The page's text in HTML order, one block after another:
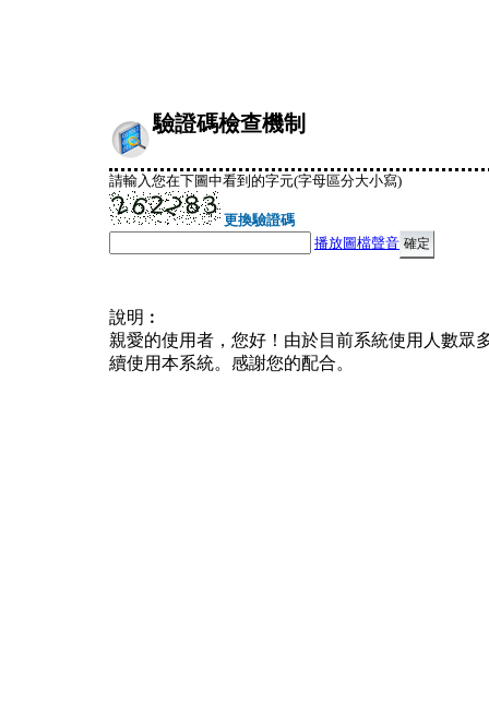
驗證碼檢查機制
請輸入您在下圖中看到的字元(字母區分大小寫)
更換驗證碼
播放圖檔聲音
說明︰
親愛的使用者，您好！由於目前系統使用人數眾
續使用本系統。感謝您的配合。